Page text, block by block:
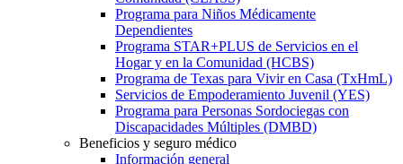
Programa para Niños Médicamente
Dependientes
Programa STAR+PLUS de Servicios en el
Hogar y en la Comunidad (HCBS)
Programa de Texas para Vivir en Casa (TxHmL)
Servicios de Empoderamiento Juvenil (YES)
Programa para Personas Sordociegas con
Discapacidades Múltiples (DMBD)
Beneficios y seguro médico
Información general